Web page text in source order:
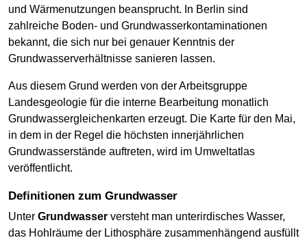
und Wärmenutzungen beansprucht. In Berlin sind
zahlreiche Boden- und Grundwasserkontaminationen
bekannt, die sich nur bei genauer Kenntnis der
Grundwasserverhältnisse sanieren lassen.
Aus diesem Grund werden von der Arbeitsgruppe
Landesgeologie für die interne Bearbeitung monatlich
Grundwassergleichenkarten erzeugt. Die Karte für den Mai,
in dem in der Regel die höchsten innerjährlichen
Grundwasserstände auftreten, wird im Umweltatlas
veröffentlicht.
Definitionen zum Grundwasser
Unter Grundwasser versteht man unterirdisches Wasser,
das Hohlräume der Lithosphäre zusammenhängend ausfüllt